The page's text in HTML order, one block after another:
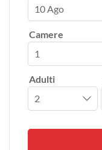
10 Ago
Camere
Adulti